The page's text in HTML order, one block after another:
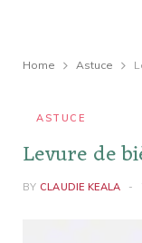
Home Astuce
ASTUCE
Levure de
BY CLAUDIE KEALA